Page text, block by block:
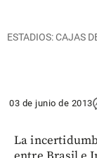
ESTADIOS: CAJAS
03 de junio de 2013
La